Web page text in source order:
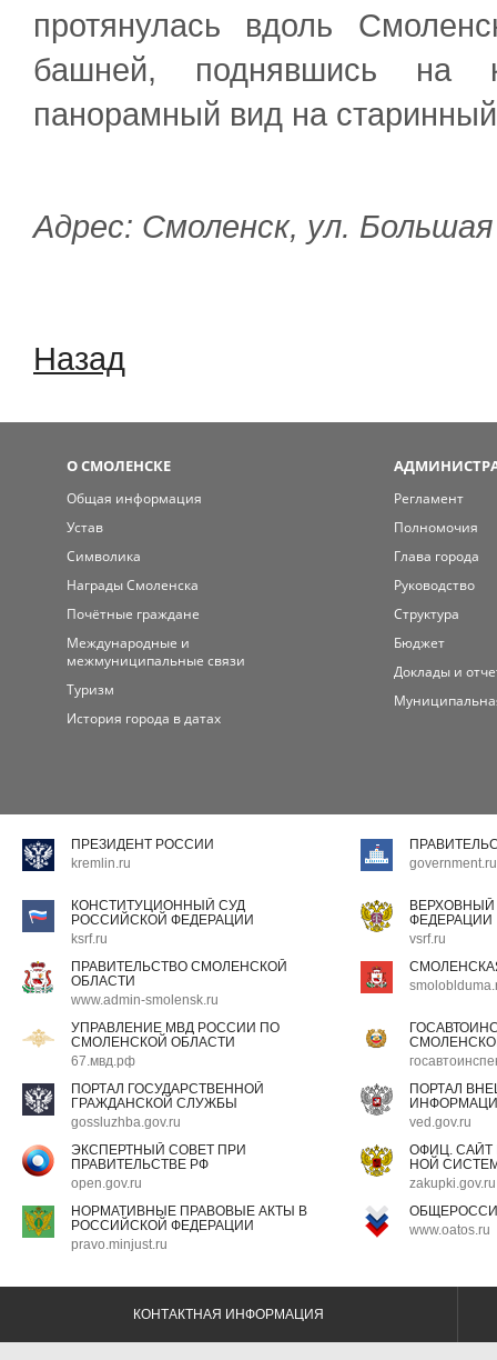
протянулась вдоль
башней, поднявшись на
панорамный вид на
Адрес: Смоленск, ул.
Назад
О СМОЛЕНСКЕ
Общая информация
Устав
Символика
Награды Смоленска
Почётные граждане
Международные и
межмуниципальные связи
Туризм
История города в датах
Регламент
Полномочия
Глава города
Руководство
Структура
Бюджет
Доклады и
ПРЕЗИДЕНТ РОССИИ
kremlin.ru
government.ru
КОНСТИТУЦИОННЫЙ СУД
РОССИЙСКОЙ ФЕДЕРАЦИИ
ksrf.ru
ФЕДЕРАЦИИ
vsrf.ru
ПРАВИТЕЛЬСТВО СМОЛЕНСКОЙ
ОБЛАСТИ
www.admin-smolensk.ru
УПРАВЛЕНИЕ МВД РОССИИ ПО
СМОЛЕНСКОЙ ОБЛАСТИ
67.мвд.рф
ПОРТАЛ ГОСУДАРСТВЕННОЙ
ГРАЖДАНСКОЙ СЛУЖБЫ
gossluzhba.gov.ru
ПОРТАЛ
ved.gov.ru
ЭКСПЕРТНЫЙ СОВЕТ ПРИ
ПРАВИТЕЛЬСТВЕ РФ
open.gov.ru
ОФИЦ.
НОЙ
zakupki.gov.ru
НОРМАТИВНЫЕ ПРАВОВЫЕ АКТЫ В
РОССИЙСКОЙ ФЕДЕРАЦИИ
pravo.minjust.ru
www.oatos.ru
КОНТАКТНАЯ ИНФОРМАЦИЯ